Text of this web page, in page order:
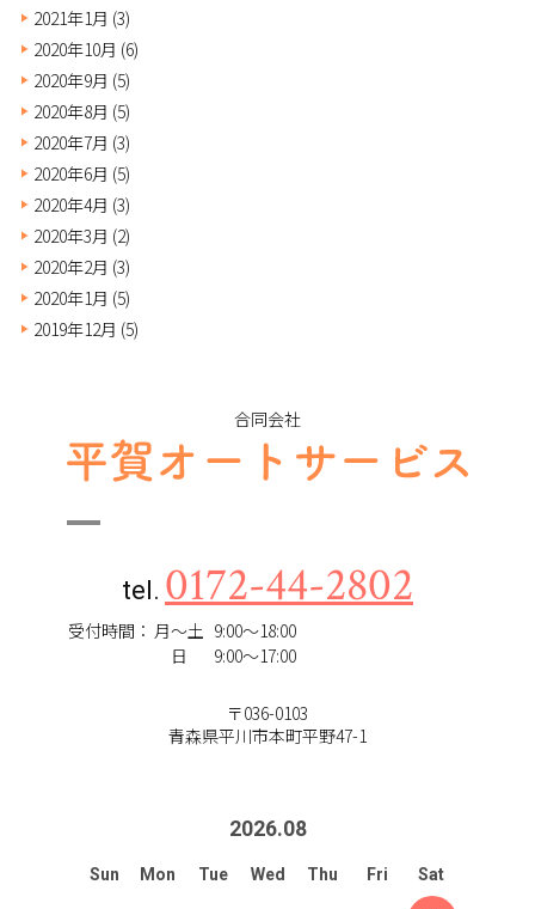
2021年1月 (3)
2020年10月 (6)
2020年9月 (5)
2020年8月 (5)
2020年7月 (3)
2020年6月 (5)
2020年4月 (3)
2020年3月 (2)
2020年2月 (3)
2020年1月 (5)
2019年12月 (5)
合同会社
tel. 0172-44-2802
受付時間： 月～土 9:00～18:00
日
9:00～17:00
〒036-0103
青森県平川市本町平野47-1
2026.08
Sun Mon Tue Wed Thu Fri Sat